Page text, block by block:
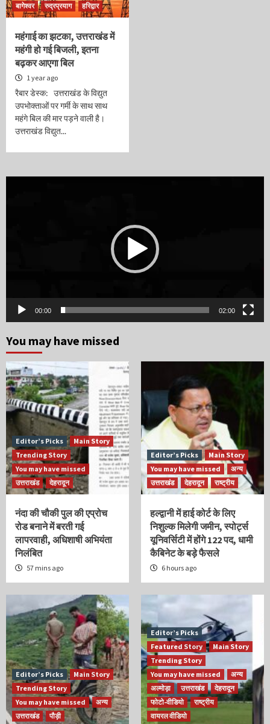
बागेश्वर
रुद्रप्रयाग हरिद्वार
महंगाई का झटका, उत्तराखंड में
महंगी हो गई बिजली, इतना
बढ़कर आएगा बिल
1 year ago
रैबार डेस्क: उत्तराखंड के विद्युत
उपभोक्ताओं पर गर्मी के साथ साथ
महंगे बिल की मार पड़ने वाली है।
उत्तराखंड विद्युत...
00:00 02:00
You may have missed
Editor’s Picks
Main Story
Trending Story
You may have missed
उत्तराखंड
देहरादून
नंदा की चौकी पुल की एप्रोच
रोड बनाने में बरती गई
लापरवाही, अधिशाषी अभियंता
निलंबित
57 mins ago
Editor’s Picks
Main Story
You may have missed
अन्य
उत्तराखंड
देहरादून राष्ट्रीय
हल्द्वानी में हाई कोर्ट के लिए
निशुल्क मिलेगी जमीन, स्पोर्ट्स
यूनिवर्सिटी में होंगे 122 पद, धामी
कैबिनेट के बड़े फैसले
6 hours ago
Editor’s Picks
Main Story
Trending Story
You may have missed
अन्य
उत्तराखंड
पौड़ी
Editor’s Picks
Featured Story
Main Story
Trending Story
You may have missed
अन्य
अल्मोड़ा
उत्तराखंड
देहरादून
फोटो-वीडियो
राष्ट्रीय
वायरल वीडियो